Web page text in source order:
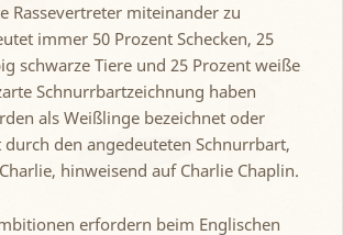
Rassevertreter miteinander zu
immer 50 Prozent Schecken, 25
schwarze Tiere und 25 Prozent weiße
Schnurrbartzeichnung haben
als Weißlinge bezeichnet oder
den angedeuteten Schnurrbart,
hinweisend auf Charlie Chaplin.
erfordern beim Englischen